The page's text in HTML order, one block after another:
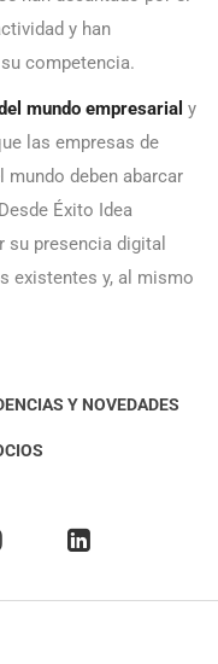
y han
competencia.
mundo empresarial y
las empresas de
deben abarcar
Éxito Idea
su presencia digital
existentes y, al mismo
Y NOVEDADES